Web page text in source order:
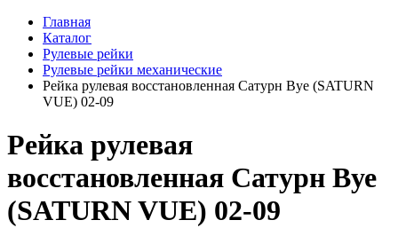
Главная
Каталог
Рулевые рейки
Рулевые рейки механические
Рейка рулевая восстановленная Сатурн Вуе (SATURN
VUE) 02-09
Рейка рулевая
восстановленная Сатурн Вуе
(SATURN VUE) 02-09